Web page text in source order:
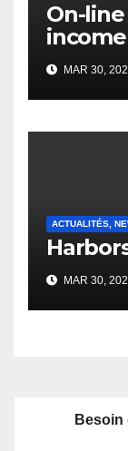
On-
income
MAR 30,
ACTUALITÉS,
MAR 30,
Besoin